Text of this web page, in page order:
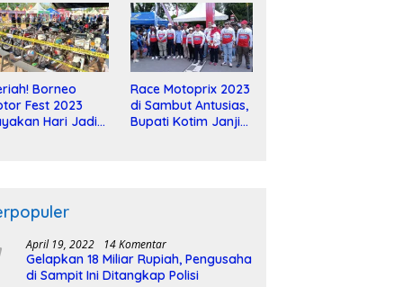
Borneo
Fest 2023
Hari Jadi
Race Motoprix 2023
di Sambut Antusias,
Bupati Kotim Janji
April 19, 2022 14 Komentar
Gelapkan 18 Miliar Rupiah, Pengusaha
di Sampit Ini Ditangkap Polisi